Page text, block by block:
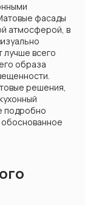
фасады
атмосферой, в
лучше всего
образа
решения,
подробно